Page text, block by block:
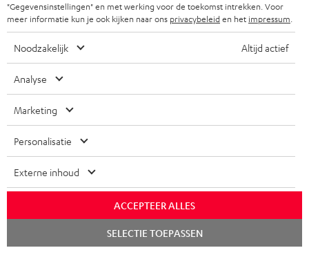
"Gegevensinstellingen" en met werking voor de toekomst intrekken. Voor
meer informatie kun je ook kijken naar ons privacybeleiden het impressum
Noodzakelijk Altijd actief
Analyse
Marketing
Personalisatie
Externe inhoud
ACCEPTEER ALLES
SELECTIE TOEPASSEN